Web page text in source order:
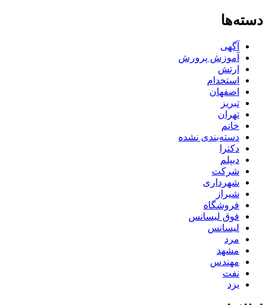
دسته‌ها
آگهی
آموزش پرورش
ارتش
استخدام
اصفهان
تبریز
تهران
خانم
دسته‌بندی نشده
دکترا
دیپلم
شرکت
شهرداری
شیراز
فروشگاه
فوق لیسانس
لیسانس
مرد
مشهد
مهندس
نفت
یزد